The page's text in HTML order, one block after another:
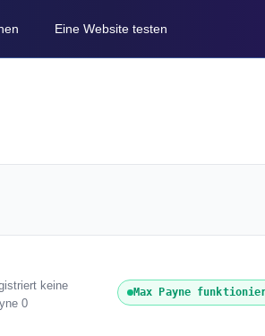
Eine Website testen
keine
0
Max Payne